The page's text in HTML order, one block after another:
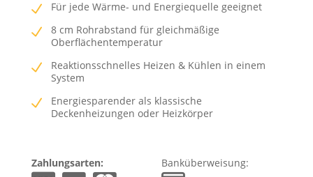
Für jede Wärme- und Energiequelle geeignet
8 cm Rohrabstand für gleichmäßige
Oberflächentemperatur
Reaktionsschnelles Heizen & Kühlen in einem
System
Energiesparender als klassische
Deckenheizungen oder Heizkörper
Zahlungsarten: Banküberweisung: